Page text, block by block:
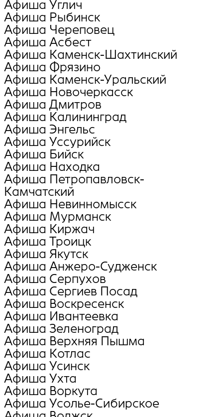
Афиша Углич
Афиша Рыбинск
Афиша Череповец
Афиша Асбест
Афиша Каменск-Шахтинский
Афиша Фрязино
Афиша Каменск-Уральский
Афиша Новочеркасск
Афиша Дмитров
Афиша Калининград
Афиша Энгельс
Афиша Уссурийск
Афиша Бийск
Афиша Находка
Афиша Петропавловск-
Камчатский
Афиша Невинномысск
Афиша Мурманск
Афиша Киржач
Афиша Троицк
Афиша Якутск
Афиша Анжеро-Судженск
Афиша Серпухов
Афиша Сергиев Посад
Афиша Воскресенск
Афиша Ивантеевка
Афиша Зеленоград
Афиша Верхняя Пышма
Афиша Котлас
Афиша Усинск
Афиша Ухта
Афиша Воркута
Афиша Усолье-Сибирское